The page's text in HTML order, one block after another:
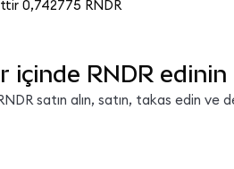
0,742775 RNDR
içinde RNDR edinin
satın alın, satın, takas edin ve